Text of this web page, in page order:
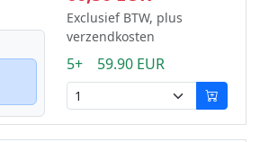
Exclusief BTW, plus
verzendkosten
5+ 59.90 EUR